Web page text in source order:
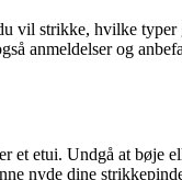
vil strikke, hvilke
anmeldelser og
etui. Undgå at bøje
nyde dine